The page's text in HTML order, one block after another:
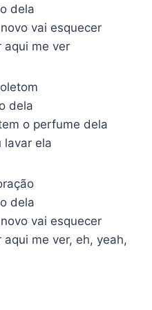
dela
vai esquecer
aqui me ver
dela
o perfume dela
lavar ela
dela
vai esquecer
me ver, eh, yeah,